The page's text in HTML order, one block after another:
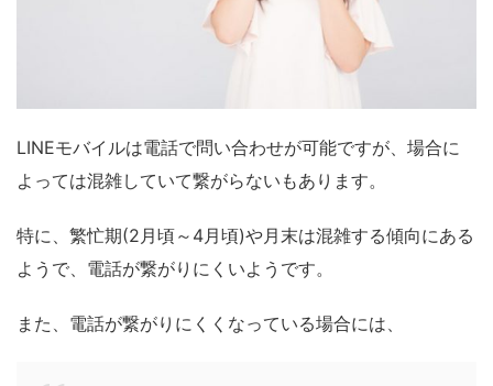
LINEモバイルは電話で問い合わせが可能ですが、場合に
よっては混雑していて繋がらないもあります。
特に、繁忙期(2月頃～4月頃)や月末は混雑する傾向にある
ようで、電話が繋がりにくいようです。
また、電話が繋がりにくくなっている場合には、